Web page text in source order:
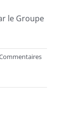
le Groupe